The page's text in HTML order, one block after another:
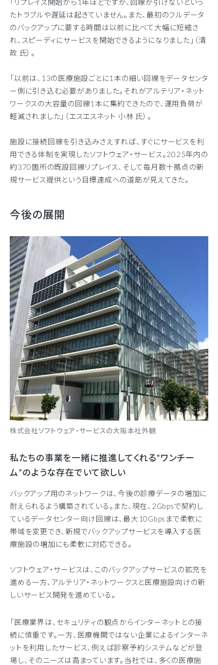
「リプレイス開始から1年ほどですが、回線が引けないといっ
たトラブルや遅延は起きていません。また、最初のフルデータ
のバックアップに要する時間は以前に比べて大幅に短縮さ
れ、スピーディにサービスを開始できるようになりました」（清
政 氏）。
「以前は、13の医療施設ごとに1本の細い回線をデータセンタ
ー側に引き込む必要がありました。それがアルテリア・ネット
ワークスの大容量の回線1本に集約できたので、運用負荷が
軽減されました」（エスエスネット 小林 氏）。
施設に接続回線を引き込みさえすれば、すぐにサービスを利
用できる体制を実現したソフトウェア・サービス。2025年内の
約370箇所の既設回線リプレイス、そして毎月数十拠点の新
規サービス提供という目標達成への道筋が見えてきた。
今後の展開
私たちの事業を一緒に推進してくれる“ワンチー
ム”のような存在でいて欲しい
バックアップ用のネットワークは、今後の診療データの増加に
耐えられるよう構築されている。また、現在、2Gbpsで契約し
ているデータセンター向け回線は、最大10Gbpsまで柔軟に
帯域を変更でき、新規でバックアップサービスを導入する医
療施設の増加にも柔軟に対応できる。
ソフトウェア・サービスは、このバックアップサービスの拡充を
進める一方、アルテリア・ネットワークスと医療施設向けの新
しいサービス開発を進めている。
株式会社ソフトウェア・サービスの大阪本社外観
「医療業界は、セキュリティの観点からインターネットとの接
続に慎重です。一方、医療機関ではない企業によるインターネ
ットを利用したサービス、例えば診察予約システムなどが登
場し、そのニーズは高まっています。当社では、多くの医療施